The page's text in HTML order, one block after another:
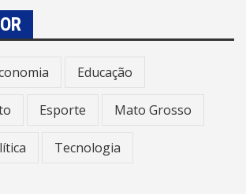
Educação
Esporte Mato Grosso
Tecnologia